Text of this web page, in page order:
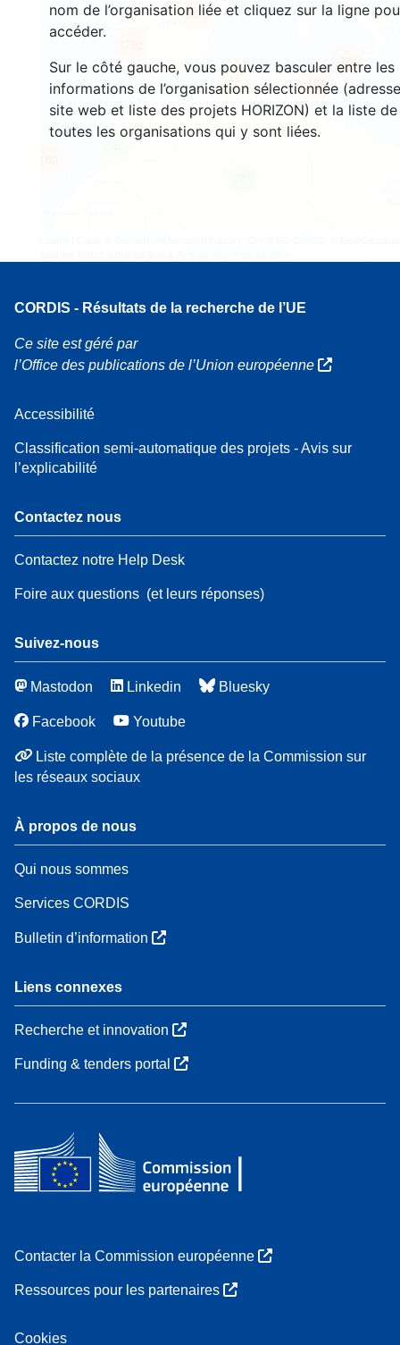
nom de l’organisation liée et cliquez sur la ligne
accéder.
Sur le côté gauche, vous pouvez basculer entre les
informations de l’organisation sélectionnée
site web et liste des projets HORIZON) et la liste de
toutes les organisations qui y sont liées.
364
15
5870
CORDIS - Résultats de la recherche de l’UE
Ce site est géré par
l’Office des publications de l’Union européenne
Accessibilité
Classification semi-automatique des projets - Avis sur
l’explicabilité
Contactez nous
Contactez notre Help Desk
Foire aux questions (et leurs réponses)
Suivez-nous
Mastodon Linkedin Bluesky
Facebook Youtube
Liste complète de la présence de la Commission sur
les réseaux sociaux
À propos de nous
Qui nous sommes
Services CORDIS
Bulletin d’information
Liens connexes
Recherche et innovation
Funding & tenders portal
Contacter la Commission européenne
Ressources pour les partenaires
Cookies